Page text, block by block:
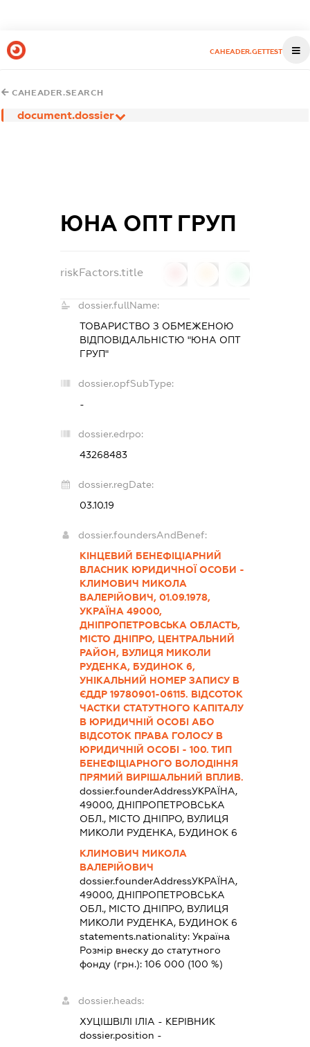
CAHEADER.GETTEST
CAHEADER.SEARCH
document.dossier
ЮНА ОПТ ГРУП
riskFactors.title
dossier.fullName:
ТОВАРИСТВО З ОБМЕЖЕНОЮ
ВІДПОВІДАЛЬНІСТЮ "ЮНА ОПТ
ГРУП"
dossier.opfSubType:
-
dossier.edrpo:
43268483
dossier.regDate:
03.10.19
dossier.foundersAndBenef:
КІНЦЕВИЙ БЕНЕФІЦІАРНИЙ
ВЛАСНИК ЮРИДИЧНОЇ ОСОБИ -
КЛИМОВИЧ МИКОЛА
ВАЛЕРІЙОВИЧ, 01.09.1978,
УКРАЇНА 49000,
ДНІПРОПЕТРОВСЬКА ОБЛАСТЬ,
МІСТО ДНІПРО, ЦЕНТРАЛЬНИЙ
РАЙОН, ВУЛИЦЯ МИКОЛИ
РУДЕНКА, БУДИНОК 6,
УНІКАЛЬНИЙ НОМЕР ЗАПИСУ В
ЄДДР 19780901-06115. ВІДСОТОК
ЧАСТКИ СТАТУТНОГО КАПІТАЛУ
В ЮРИДИЧНІЙ ОСОБІ АБО
ВІДСОТОК ПРАВА ГОЛОСУ В
ЮРИДИЧНІЙ ОСОБІ - 100. ТИП
БЕНЕФІЦІАРНОГО ВОЛОДІННЯ
ПРЯМИЙ ВИРІШАЛЬНИЙ ВПЛИВ.
dossier.founderAddressУКРАЇНА,
49000, ДНІПРОПЕТРОВСЬКА
ОБЛ., МІСТО ДНІПРО, ВУЛИЦЯ
МИКОЛИ РУДЕНКА, БУДИНОК 6
КЛИМОВИЧ МИКОЛА
ВАЛЕРІЙОВИЧ
dossier.founderAddressУКРАЇНА,
49000, ДНІПРОПЕТРОВСЬКА
ОБЛ., МІСТО ДНІПРО, ВУЛИЦЯ
МИКОЛИ РУДЕНКА, БУДИНОК 6
statements.nationality:Україна
Розмір внеску до статутного
фонду (грн.):106 000 (100 %)
dossier.heads:
ХУЦІШВІЛІ ІЛІА - КЕРІВНИК
dossier.position -